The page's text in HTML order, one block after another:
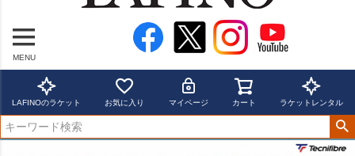
MENU
LAFINOのラケット お気に入り マイページ カート ラケットレンタル